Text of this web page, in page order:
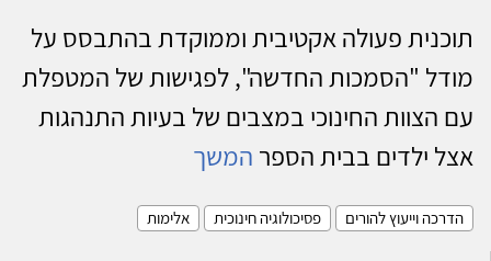
תוכנית פעולה אקטיבית וממוקדת בהתבסס על
מודל "הסמכות החדשה", לפגישות של המטפלת
עם הצוות החינוכי במצבים של בעיות התנהגות
אצל ילדים בבית הספר המשך
הדרכה וייעוץ להורים פסיכולוגיה חינוכית אלימות